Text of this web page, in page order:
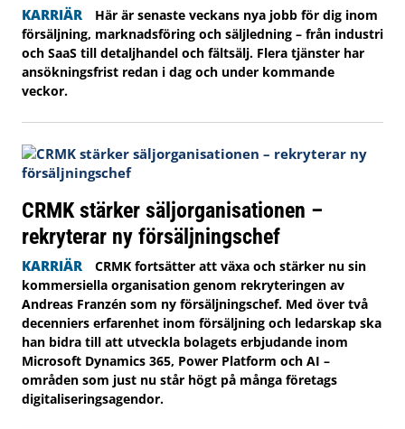
KARRIÄR
Här är senaste veckans nya jobb för dig inom
försäljning, marknadsföring och säljledning – från industri
och SaaS till detaljhandel och fältsälj. Flera tjänster har
ansökningsfrist redan i dag och under kommande
veckor.
CRMK stärker säljorganisationen –
rekryterar ny försäljningschef
KARRIÄR
CRMK fortsätter att växa och stärker nu sin
kommersiella organisation genom rekryteringen av
Andreas Franzén som ny försäljningschef. Med över två
decenniers erfarenhet inom försäljning och ledarskap ska
han bidra till att utveckla bolagets erbjudande inom
Microsoft Dynamics 365, Power Platform och AI –
områden som just nu står högt på många företags
digitaliseringsagendor.